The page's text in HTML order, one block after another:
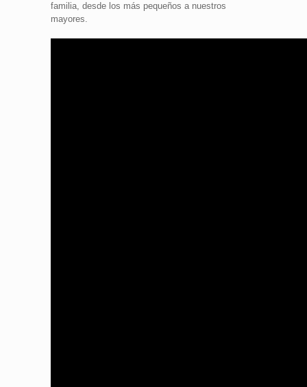
familia, desde los más pequeños a nuestros
mayores.